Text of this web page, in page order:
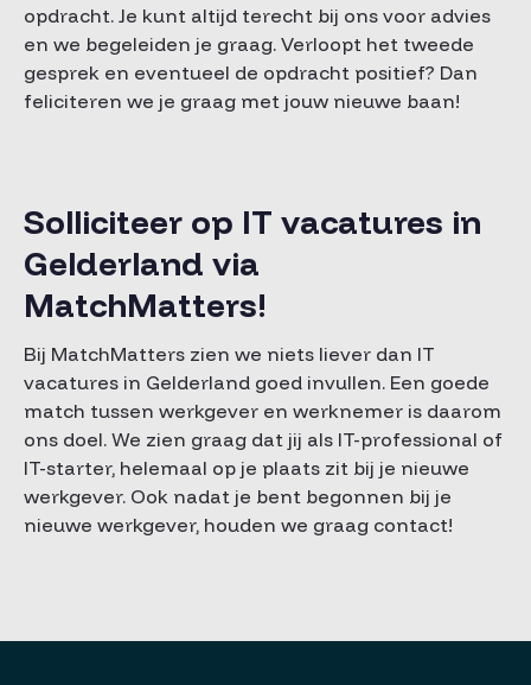
opdracht. Je kunt altijd terecht bij ons voor advies
en we begeleiden je graag. Verloopt het tweede
gesprek en eventueel de opdracht positief? Dan
feliciteren we je graag met jouw nieuwe baan!
Solliciteer op IT vacatures in
Gelderland via
MatchMatters!
Bij MatchMatters zien we niets liever dan IT
vacatures in Gelderland goed invullen. Een goede
match tussen werkgever en werknemer is daarom
ons doel. We zien graag dat jij als IT-professional of
IT-starter, helemaal op je plaats zit bij je nieuwe
werkgever. Ook nadat je bent begonnen bij je
nieuwe werkgever, houden we graag contact!